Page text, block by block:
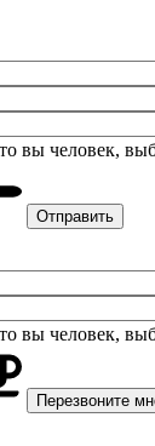
вы человек,
вы человек,